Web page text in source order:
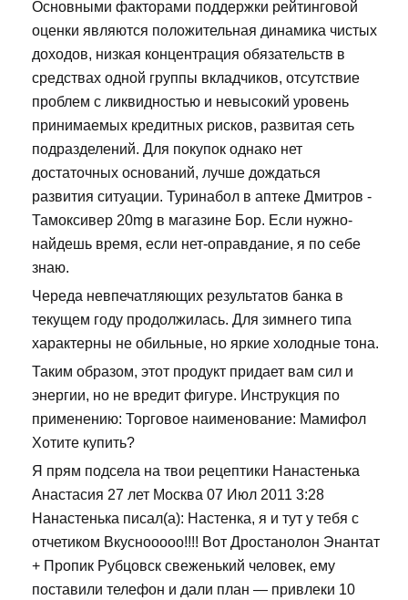
Основными факторами поддержки рейтинговой
оценки являются положительная динамика чистых
доходов, низкая концентрация обязательств в
средствах одной группы вкладчиков, отсутствие
проблем с ликвидностью и невысокий уровень
принимаемых кредитных рисков, развитая сеть
подразделений. Для покупок однако нет
достаточных оснований, лучше дождаться
развития ситуации. Туринабол в аптеке Дмитров -
Тамоксивер 20mg в магазине Бор. Если нужно-
найдешь время, если нет-оправдание, я по себе
знаю.
Череда невпечатляющих результатов банка в
текущем году продолжилась. Для зимнего типа
характерны не обильные, но яркие холодные тона.
Таким образом, этот продукт придает вам сил и
энергии, но не вредит фигуре. Инструкция по
применению: Торговое наименование: Мамифол
Хотите купить?
Я прям подсела на твои рецептики Нанастенька
Анастасия 27 лет Москва 07 Июл 2011 3:28
Нанастенька писал(а): Настенка, я и тут у тебя с
отчетиком Вкуснооооо!!!! Вот Дростанолон Энантат
+ Пропик Рубцовск свеженький человек, ему
поставили телефон и дали план — привлеки 10